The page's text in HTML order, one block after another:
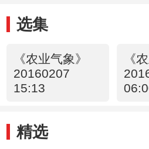
选集
《农业气象》
20160207
15:13
《
精选